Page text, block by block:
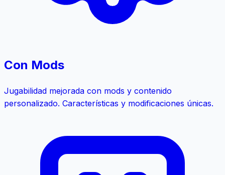
Con Mods
Jugabilidad mejorada con mods y contenido
personalizado. Características y modificaciones únicas.